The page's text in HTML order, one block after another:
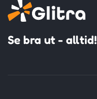
Se bra ut - alltid!